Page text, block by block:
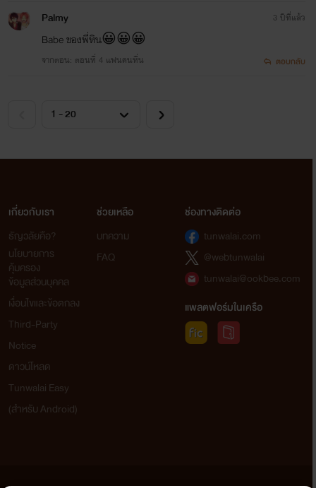
Palmy
Babe ของพี่หิน😀😀😀
จากตอน: ตอนที่ 4 แฟนคนหื่น
3 ปีที่แล้ว
ตอบกลับ
เกี่ยวกับเรา
ธัญวลัยคือ?
นโยบายการ
คุ้มครอง
ข้อมูลส่วนบุคคล
เงื่อนไขและข้อตกลง
Third-Party
Notice
ดาวน์โหลด
Tunwalai Easy
(สำหรับ Android)
ช่วยเหลือ
บทความ
FAQ
ช่องทางติดต่อ
tunwalai.com
@webtunwalai
tunwalai@ookbee.com
แพลตฟอร์มในเครือ